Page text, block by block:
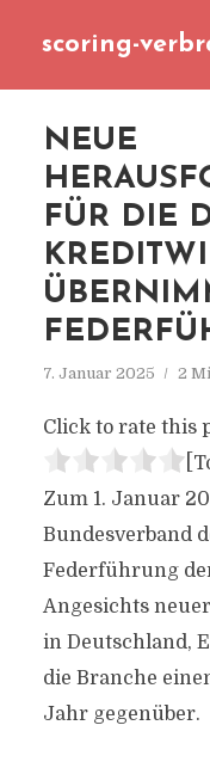
scoring-
NEUE
FÜR DIE
7. Januar 2025 2
Click to rate this
Zum 1. Januar
Bundesverband
Federführung
Angesichts
in Deutschland,
die Branche
Jahr gegenüber.